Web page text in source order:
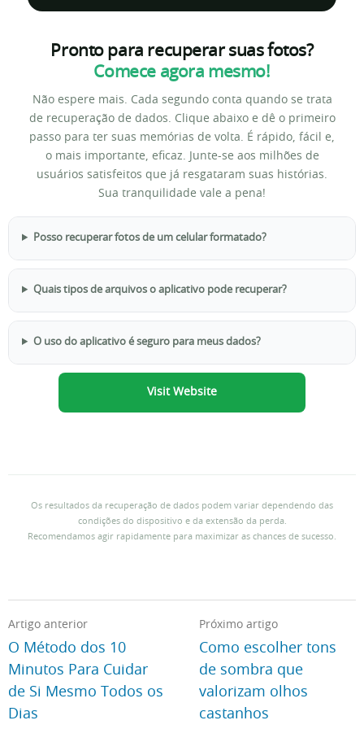
Pronto para recuperar suas fotos?
Comece agora mesmo!
Não espere mais. Cada segundo conta quando se trata
de recuperação de dados. Clique abaixo e dê o primeiro
passo para ter suas memórias de volta. É rápido, fácil e,
o mais importante, eficaz. Junte-se aos milhões de
usuários satisfeitos que já resgataram suas histórias.
Sua tranquilidade vale a pena!
Posso recuperar fotos de um celular formatado?
Quais tipos de arquivos o aplicativo pode recuperar?
O uso do aplicativo é seguro para meus dados?
Visit Website
Os resultados da recuperação de dados podem variar dependendo das
condições do dispositivo e da extensão da perda.
Recomendamos agir rapidamente para maximizar as chances de sucesso.
Artigo anterior
O Método dos 10
Minutos Para Cuidar
de Si Mesmo Todos os
Dias
Próximo artigo
Como escolher tons
de sombra que
valorizam olhos
castanhos